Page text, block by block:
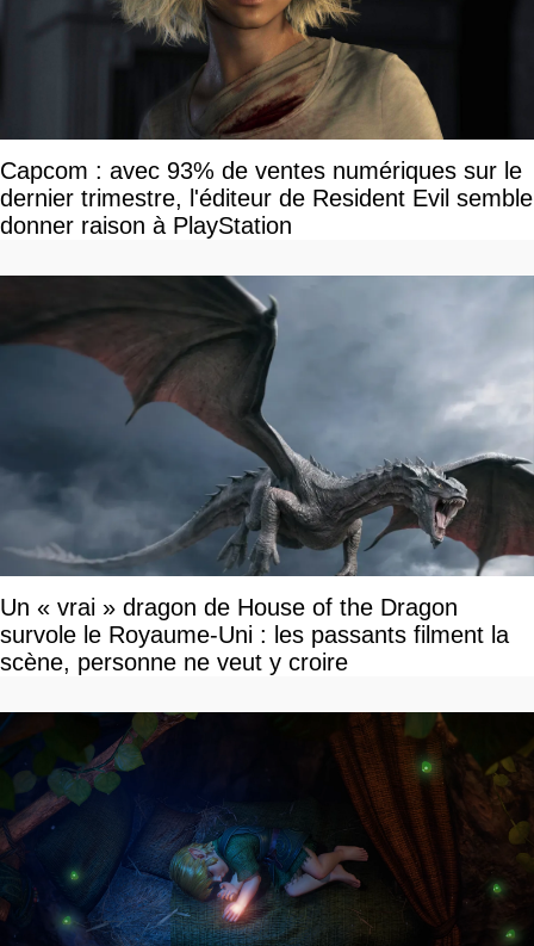
Capcom : avec 93% de ventes numériques sur le
dernier trimestre, l'éditeur de Resident Evil semble
donner raison à PlayStation
Un « vrai » dragon de House of the Dragon
survole le Royaume-Uni : les passants filment la
scène, personne ne veut y croire